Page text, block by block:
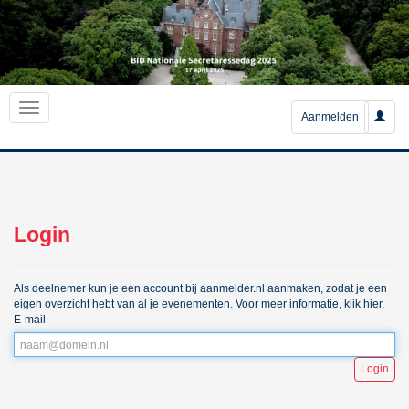
Aanmelden
Login
Als deelnemer kun je een account bij aanmelder.nl aanmaken, zodat je een
eigen overzicht hebt van al je evenementen. Voor meer informatie, klik hier.
E-mail
Login